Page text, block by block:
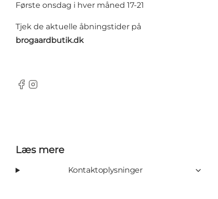
Første onsdag i hver måned 17-21
Tjek de aktuelle åbningstider på
brogaardbutik.dk
Facebook
Instagram
Læs mere
Kontaktoplysninger